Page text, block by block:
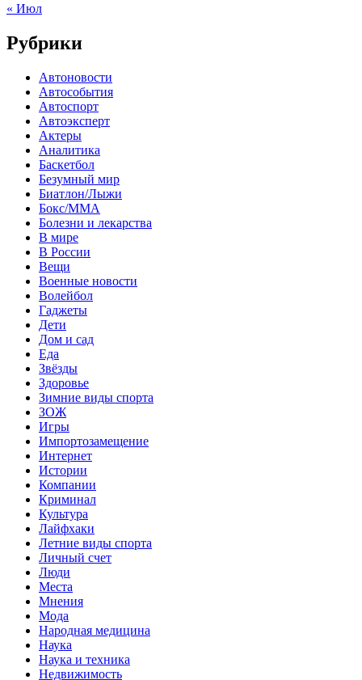
« Июл
Рубрики
Автоновости
Автособытия
Автоспорт
Автоэксперт
Актеры
Аналитика
Баскетбол
Безумный мир
Биатлон/Лыжи
Бокс/MMA
Болезни и лекарства
В мире
В России
Вещи
Военные новости
Волейбол
Гаджеты
Дети
Дом и сад
Еда
Звёзды
Здоровье
Зимние виды спорта
ЗОЖ
Игры
Импортозамещение
Интернет
Истории
Компании
Криминал
Культура
Лайфхаки
Летние виды спорта
Личный счет
Люди
Места
Мнения
Мода
Народная медицина
Наука
Наука и техника
Недвижимость